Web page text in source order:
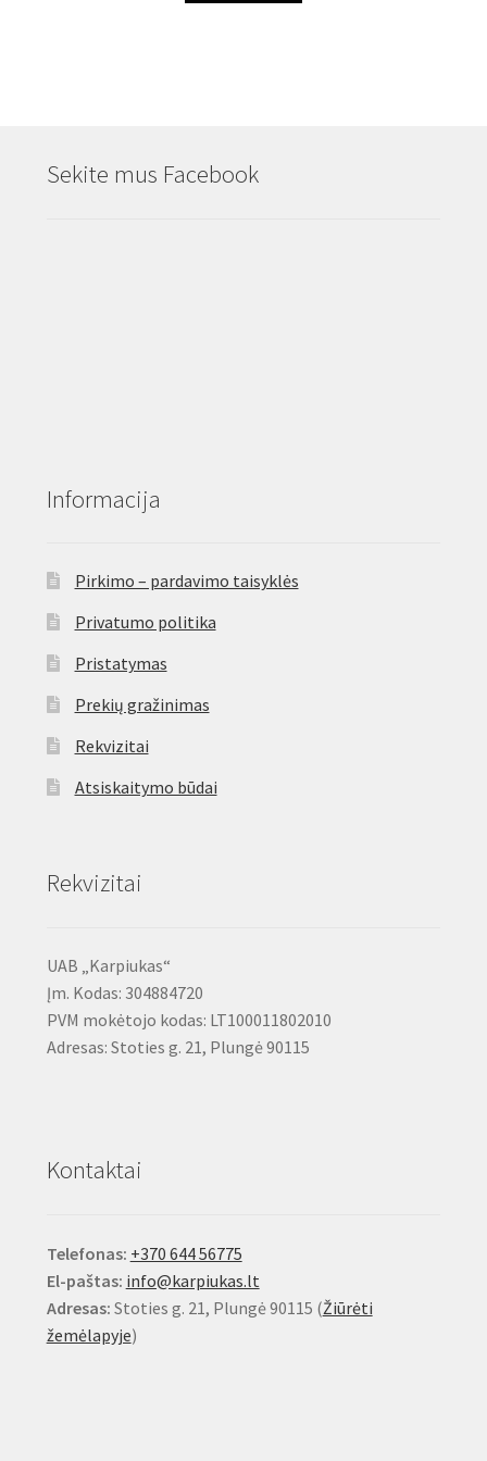
Sekite mus Facebook
Informacija
Pirkimo – pardavimo taisyklės
Privatumo politika
Pristatymas
Prekių gražinimas
Rekvizitai
Atsiskaitymo būdai
Rekvizitai
UAB „Karpiukas“
Įm. Kodas: 304884720
PVM mokėtojo kodas: LT100011802010
Adresas: Stoties g. 21, Plungė 90115
Kontaktai
Telefonas: +370 644 56775
El-paštas: info@karpiukas.lt
Adresas: Stoties g. 21, Plungė 90115 (Žiūrėti
žemėlapyje)